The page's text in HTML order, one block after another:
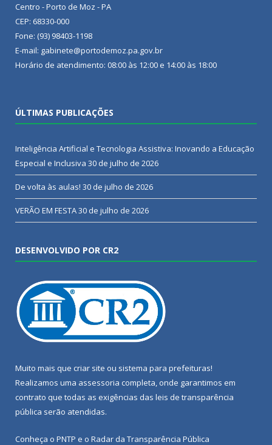
Centro - Porto de Moz - PA
CEP: 68330-000
Fone: (93) 98403-1198
E-mail: gabinete@portodemoz.pa.gov.br
Horário de atendimento: 08:00 às 12:00 e 14:00 às 18:00
ÚLTIMAS PUBLICAÇÕES
Inteligência Artificial e Tecnologia Assistiva: Inovando a Educação
Especial e Inclusiva 30 de julho de 2026
De volta às aulas! 30 de julho de 2026
VERÃO EM FESTA30 de julho de 2026
DESENVOLVIDO POR CR2
Muito mais que criar site ou sistema para prefeituras!
Realizamos uma assessoria completa, onde garantimos em
contrato que todas as exigências das leis de transparência
pública serão atendidas.
Conheça o PNTP e o Radar da Transparência Pública